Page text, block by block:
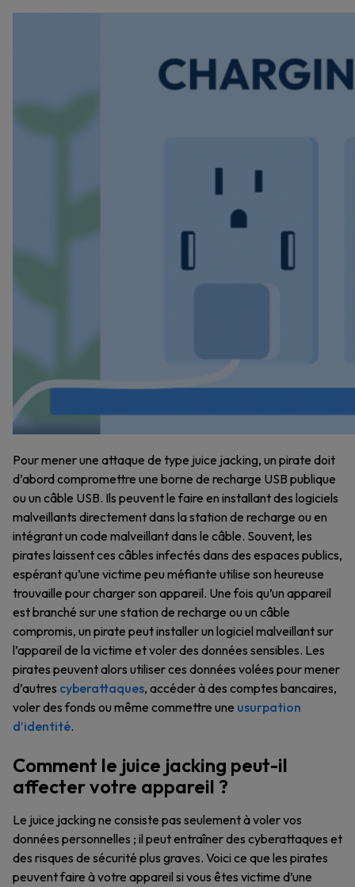
Pour mener une attaque de type juice jacking, un pirate doit
d’abord compromettre une borne de recharge USB publique
ou un câble USB. Ils peuvent le faire en installant des logiciels
malveillants directement dans la station de recharge ou en
intégrant un code malveillant dans le câble. Souvent, les
pirates laissent ces câbles infectés dans des espaces publics,
espérant qu’une victime peu méfiante utilise son heureuse
trouvaille pour charger son appareil. Une fois qu’un appareil
est branché sur une station de recharge ou un câble
compromis, un pirate peut installer un logiciel malveillant sur
l’appareil de la victime et voler des données sensibles. Les
pirates peuvent alors utiliser ces données volées pour mener
d’autres cyberattaques, accéder à des comptes bancaires,
voler des fonds ou même commettre une usurpation
d’identité.
Comment le juice jacking peut-il
affecter votre appareil ?
Le juice jacking ne consiste pas seulement à voler vos
données personnelles ; il peut entraîner des cyberattaques et
des risques de sécurité plus graves. Voici ce que les pirates
peuvent faire à votre appareil si vous êtes victime d’une